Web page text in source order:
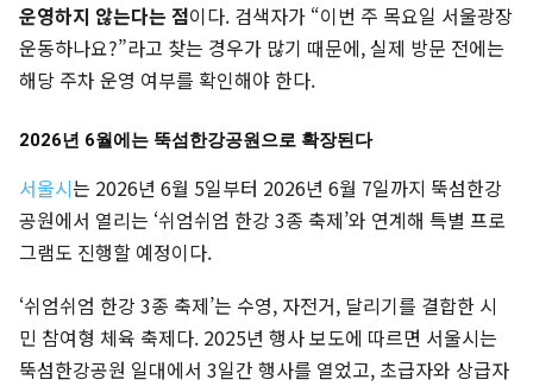
운영하지 않는다는 점이다. 검색자가 “이번 주 목요일 서울광장
운동하나요?”라고 찾는 경우가 많기 때문에, 실제 방문 전에는
해당 주차 운영 여부를 확인해야 한다.
2026년 6월에는 뚝섬한강공원으로 확장된다
서울시는 2026년 6월 5일부터 2026년 6월 7일까지 뚝섬한강
공원에서 열리는 ‘쉬엄쉬엄 한강 3종 축제’와 연계해 특별 프로
그램도 진행할 예정이다.
‘쉬엄쉬엄 한강 3종 축제’는 수영, 자전거, 달리기를 결합한 시
민 참여형 체육 축제다. 2025년 행사 보도에 따르면 서울시는
뚝섬한강공원 일대에서 3일간 행사를 열었고, 초급자와 상급자